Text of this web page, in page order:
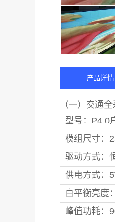
产品详情
（一）交通
型号：
模组尺寸
驱动方式
供电方式
白平衡亮
峰值功耗